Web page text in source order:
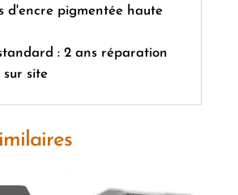
d'encre pigmentée haute
: 2 ans réparation
site